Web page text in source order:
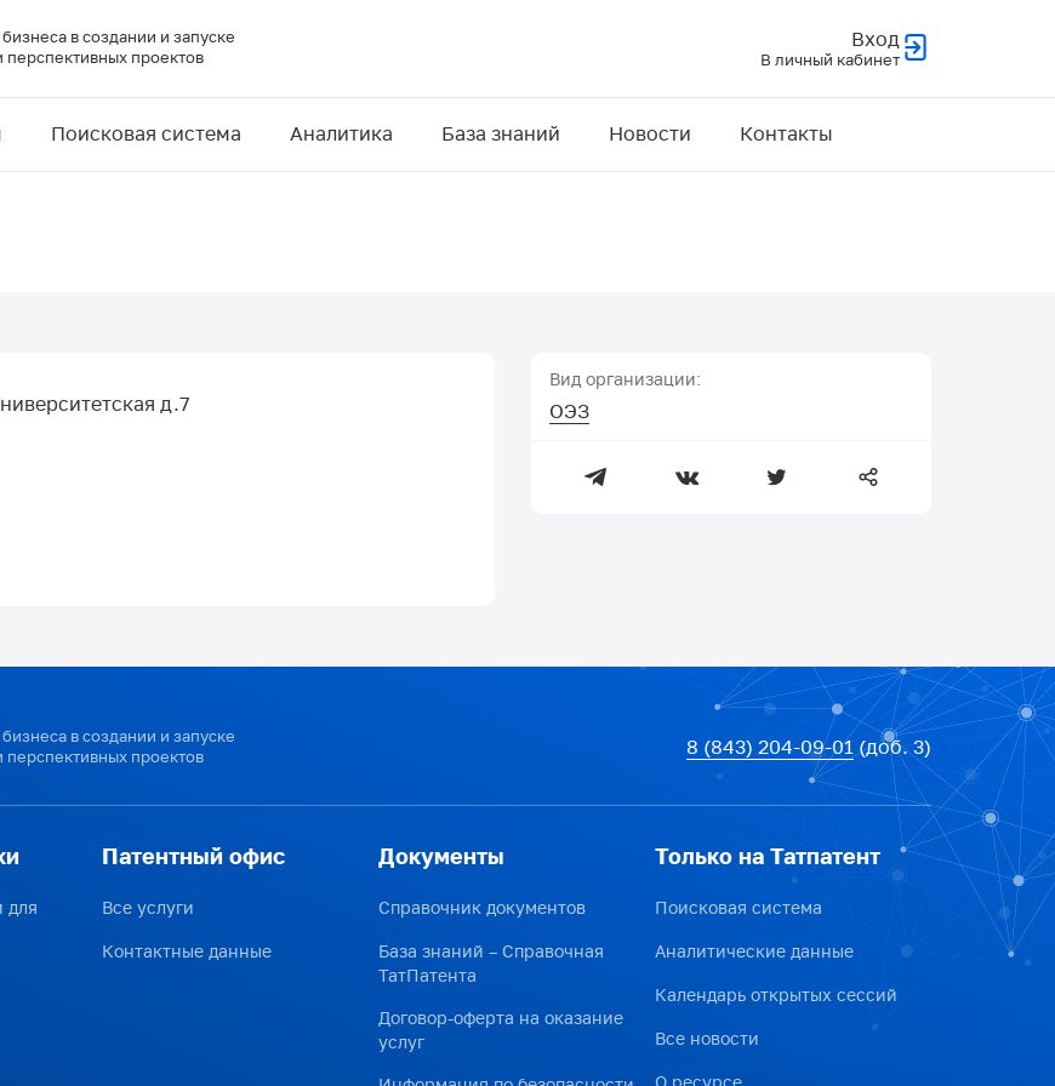
в создании и запуске
проектов
Вход
В личный кабинет
Поисковая система Аналитика База знаний Новости Контакты
д.7
Вид организации:
ОЭЗ
в создании и запуске
проектов
8 (843) 204-09-01 (доб. 3)
для
Патентный офис
Все услуги
Контактные данные
Документы
Справочник документов
База знаний – Справочная
ТатПатента
Договор-оферта на оказание
услуг
Только на Татпатент
Поисковая система
Аналитические данные
Календарь открытых сессий
Все новости